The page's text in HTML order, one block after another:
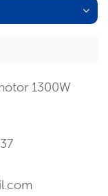
1300W